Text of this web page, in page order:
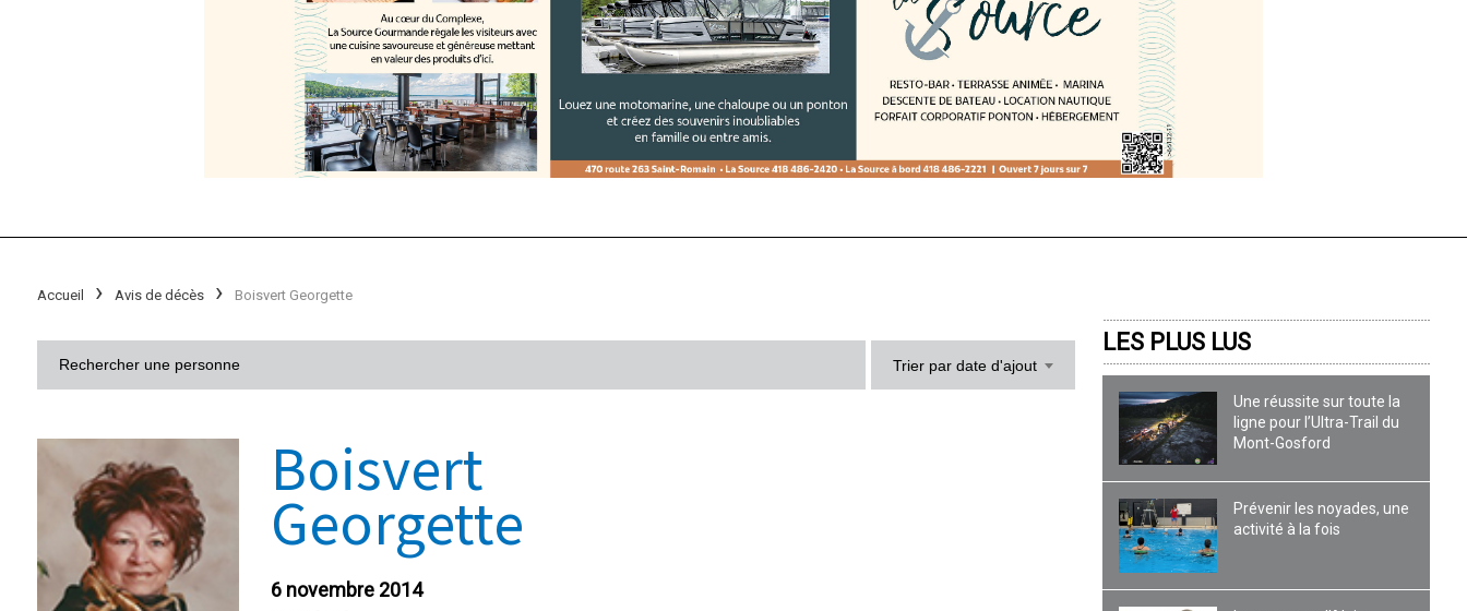
Accueil Avis de décès Boisvert Georgette
Trier par date d'ajout
Boisvert
Georgette
6 novembre 2014
LES PLUS LUS
Une réussite sur toute la
ligne pour l’Ultra-Trail du
Mont-Gosford
Prévenir les noyades, une
activité à la fois